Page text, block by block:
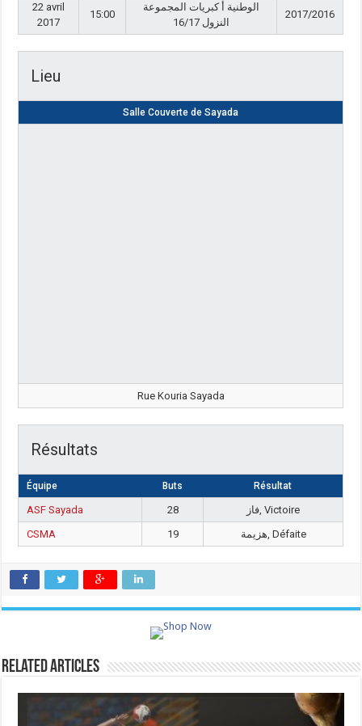
22 avril
2017
15:00
الوطنية أ كبريات المجموعة
النزول 16/17
2017/2016
Lieu
Salle Couverte de Sayada
Rue Kouria Sayada
Résultats
Équipe Buts Résultat
ASF Sayada 28
فاز, Victoire
CSMA
19 هزيمة, Défaite
Related Articles